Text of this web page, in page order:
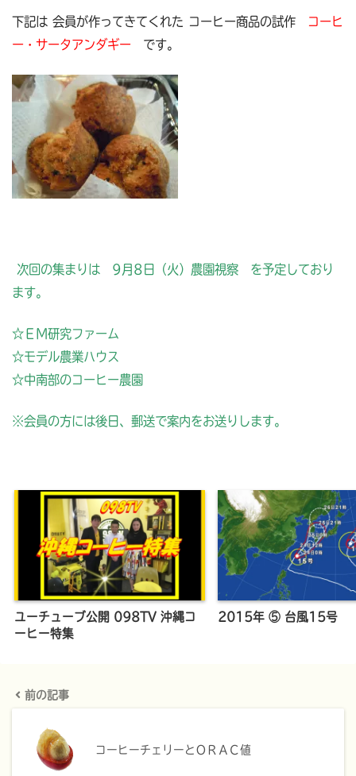
下記は 会員が作ってきてくれた コーヒー商品の試作
コーヒ
ー・サータアンダギー です。
次回の集まりは 9月8日（火）農園視察 を予定しており
ます。
☆ＥＭ研究ファーム
☆モデル農業ハウス
☆中南部のコーヒー農園
※会員の方には後日、郵送で案内をお送りします。
ユーチューブ公開 098TV 沖縄コ
ーヒー特集
2015年 ⑤ 台風15号
前の記事
コーヒーチェリーとＯＲＡＣ値